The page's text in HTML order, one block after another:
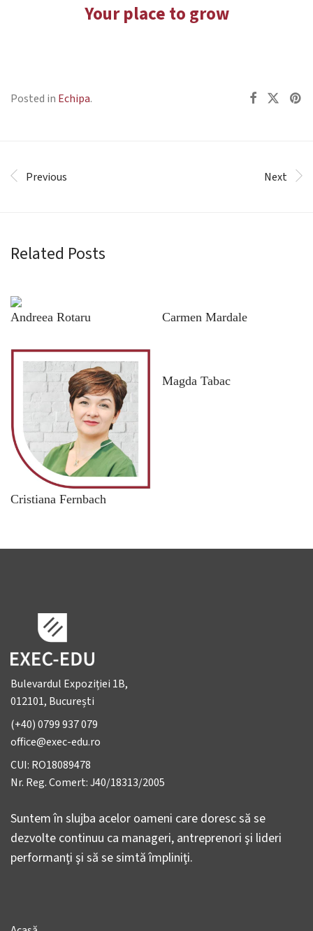
Your place to grow
Posted in Echipa.
Previous Next
Related Posts
Andreea Rotaru Carmen Mardale
Cristiana Fernbach
Magda Tabac
Bulevardul Expoziției 1B,
012101, București
(+40) 0799 937 079
office@exec-edu.ro
CUI: RO18089478
Nr. Reg. Comert: J40/18313/2005
Suntem în slujba acelor oameni care doresc să se
dezvolte continuu ca manageri, antreprenori şi lideri
performanţi şi să se simtă împliniţi.